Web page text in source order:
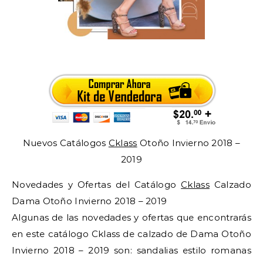
Nuevos Catálogos Cklass Otoño Invierno 2018 –
2019
Novedades y Ofertas del CatálogoCklassCalzado
Dama Otoño Invierno 2018 – 2019
Algunas de las novedades y ofertas que encontrarás
en este catálogo Cklass de calzado de Dama Otoño
Invierno 2018 – 2019 son: sandalias estilo romanas